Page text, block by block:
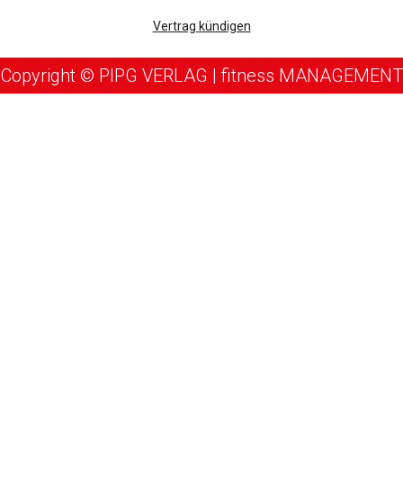
Vertrag kündigen
Copyright © PIPG VERLAG | fitness MANAGEMENT